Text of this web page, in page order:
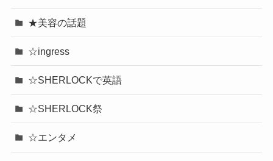
★美容の話題
☆ingress
☆SHERLOCKで英語
☆SHERLOCK祭
☆エンタメ